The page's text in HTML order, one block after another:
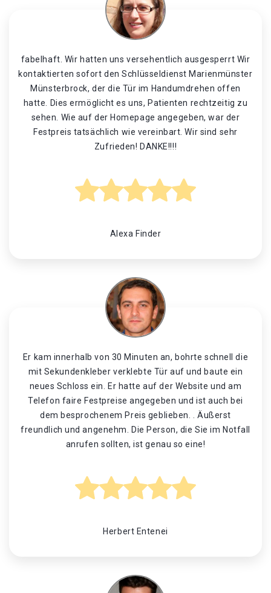
fabelhaft. Wir hatten uns versehentlich ausgesperrt Wir
kontaktierten sofort den Schlüsseldienst Marienmünster
Münsterbrock, der die Tür im Handumdrehen offen
hatte. Dies ermöglicht es uns, Patienten rechtzeitig zu
sehen. Wie auf der Homepage angegeben, war der
Festpreis tatsächlich wie vereinbart. Wir sind sehr
Zufrieden! DANKE!!!!
Alexa Finder
Er kam innerhalb von 30 Minuten an, bohrte schnell die
mit Sekundenkleber verklebte Tür auf und baute ein
neues Schloss ein. Er hatte auf der Website und am
Telefon faire Festpreise angegeben und ist auch bei
dem besprochenem Preis geblieben. . Äußerst
freundlich und angenehm. Die Person, die Sie im Notfall
anrufen sollten, ist genau so eine!
Herbert Entenei